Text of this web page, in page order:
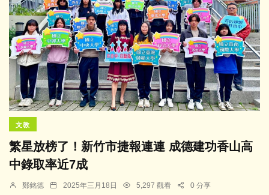
文教
繁星放榜了！新竹市捷報連連 成德建功香山高
中錄取率近7成
鄭銘德 2025年三月18日 5,297 觀看 0 分享